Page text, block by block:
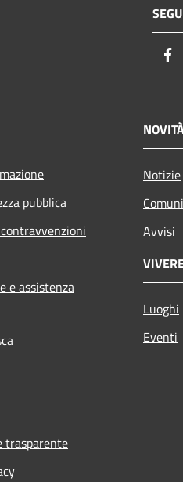
pubblica
e assistenza
Notizie
Avvisi
Luoghi
Eventi
trasparente